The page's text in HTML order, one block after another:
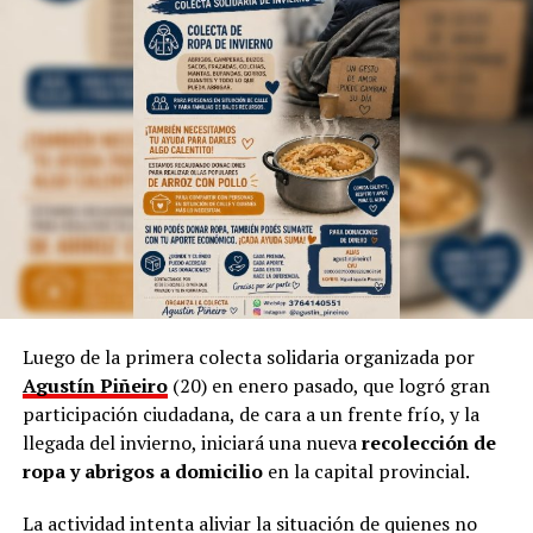
suelen desplegarse además en elBallet Folklórico del
Parque del Conocimiento, adonde ya está usando la
Inteligencia Artificial para las estructuras técnicas,
según indicó.
Sin embargo, aclara que, a pesar de la tecnología
dominante, incluso en la cultura, siempre “habrá una
necesidad de volver a simple”.
Por otra parte, Marinoni admite que el arte suele ser
provocador, así como las manifestaciones populares de
las niñas representando a lasVírgenes, como también
los tamborileros afroamericanos que se mezclan con las
costumbres tradicionales correntinas durante enero. “A
veces no entendemos la cultura del Litoral”, define.
En esa línea, en 2014, Marinoni incluyó al
Curupí , el
personaje de la mitología guaraní que tiene un pene
largo y envuelto en su cuerpo, un hecho que significó
Luego de la primera colecta solidaria organizada por
Agustín Piñeiro(20) en enero pasado, que logró gran
participación ciudadana, de cara a un frente frío, y la
llegada del invierno, iniciará una nuevarecolección de
ropa y abrigos a domicilioen la capital provincial.
La actividad intenta aliviar la situación de quienes no